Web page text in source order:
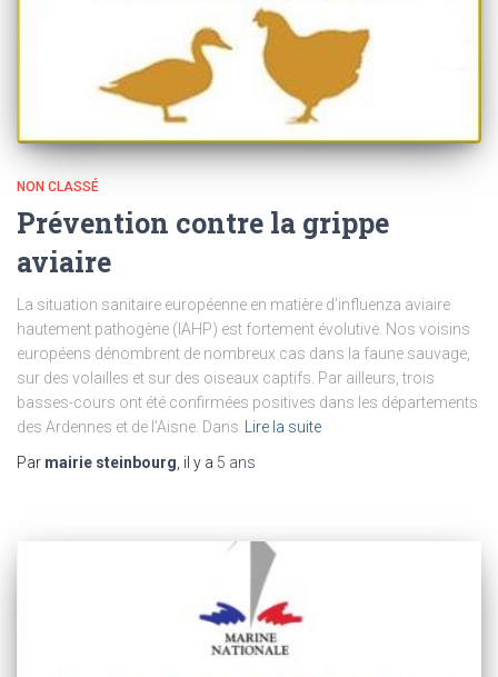
NON CLASSÉ
Prévention contre la grippe
aviaire
La situation sanitaire européenne en matière d’influenza aviaire
hautement pathogène (IAHP) est fortement évolutive. Nos voisins
européens dénombrent de nombreux cas dans la faune sauvage,
sur des volailles et sur des oiseaux captifs. Par ailleurs, trois
basses-cours ont été confirmées positives dans les départements
des Ardennes et de l’Aisne. Dans
Lire la suite
Par mairie steinbourg , il y a 5 ans